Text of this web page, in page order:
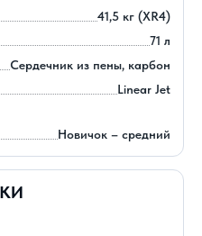
41,5 кг (XR4)
71 л
Сердечник из пены, карбон
Linear Jet
Новичок – средний